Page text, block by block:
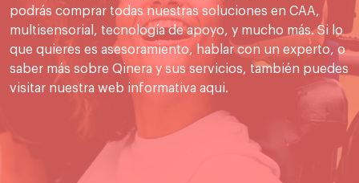
podrás comprar todas nuestras soluciones en CAA,
multisensorial, tecnología de apoyo, y mucho más. Si lo
que quieres es asesoramiento, hablar con un experto, o
saber más sobre Qinera y sus servicios, también puedes
visitar nuestra web informativa aqui.